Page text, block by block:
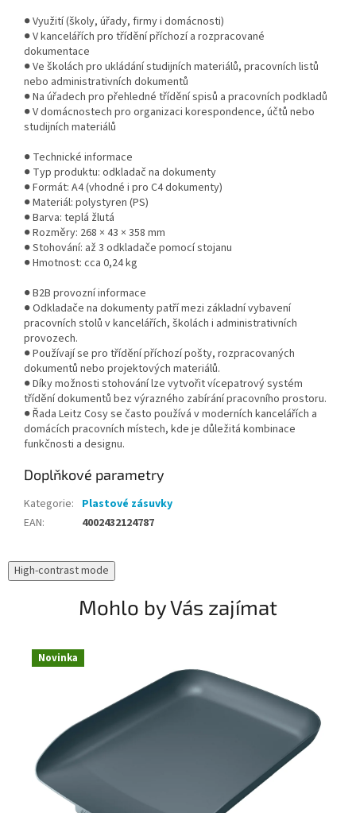
● Využití (školy, úřady, firmy i domácnosti)
● V kancelářích pro třídění příchozí a rozpracované
dokumentace
● Ve školách pro ukládání studijních materiálů, pracovních listů
nebo administrativních dokumentů
● Na úřadech pro přehledné třídění spisů a pracovních podkladů
● V domácnostech pro organizaci korespondence, účtů nebo
studijních materiálů
● Technické informace
● Typ produktu: odkladač na dokumenty
● Formát: A4 (vhodné i pro C4 dokumenty)
● Materiál: polystyren (PS)
● Barva: teplá žlutá
● Rozměry: 268 × 43 × 358 mm
● Stohování: až 3 odkladače pomocí stojanu
● Hmotnost: cca 0,24 kg
● B2B provozní informace
● Odkladače na dokumenty patří mezi základní vybavení
pracovních stolů v kancelářích, školách i administrativních
provozech.
● Používají se pro třídění příchozí pošty, rozpracovaných
dokumentů nebo projektových materiálů.
● Díky možnosti stohování lze vytvořit vícepatrový systém
třídění dokumentů bez výrazného zabírání pracovního prostoru.
● Řada Leitz Cosy se často používá v moderních kancelářích a
domácích pracovních místech, kde je důležitá kombinace
funkčnosti a designu.
Doplňkové parametry
Kategorie: Plastové zásuvky
EAN: 4002432124787
High-contrast mode
Mohlo by Vás zajímat
Novinka